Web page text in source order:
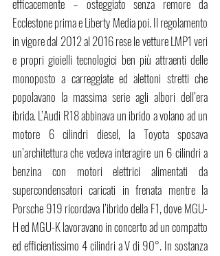
efficacemente – osteggiato senza remore da
Ecclestone prima e Liberty Media poi. Il regolamento
in vigore dal 2012 al 2016 rese le vetture LMP1 veri
e propri gioielli tecnologici ben più attraenti delle
monoposto a carreggiate ed alettoni stretti che
popolavano la massima serie agli albori dell’era
ibrida. L’Audi R18 abbinava un ibrido a volano ad un
motore 6 cilindri diesel, la Toyota sposava
un’architettura che vedeva interagire un 6 cilindri a
benzina con motori elettrici alimentati da
supercondensatori caricati in frenata mentre la
Porsche 919 ricordava l’ibrido della F1, dove MGU-
H ed MGU-K lavoravano in concerto ad un compatto
ed efficientissimo 4 cilindri a V di 90°. In sostanza